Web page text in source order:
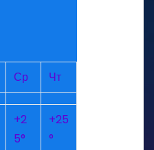
Ср Чт
+2
5°
+25
°